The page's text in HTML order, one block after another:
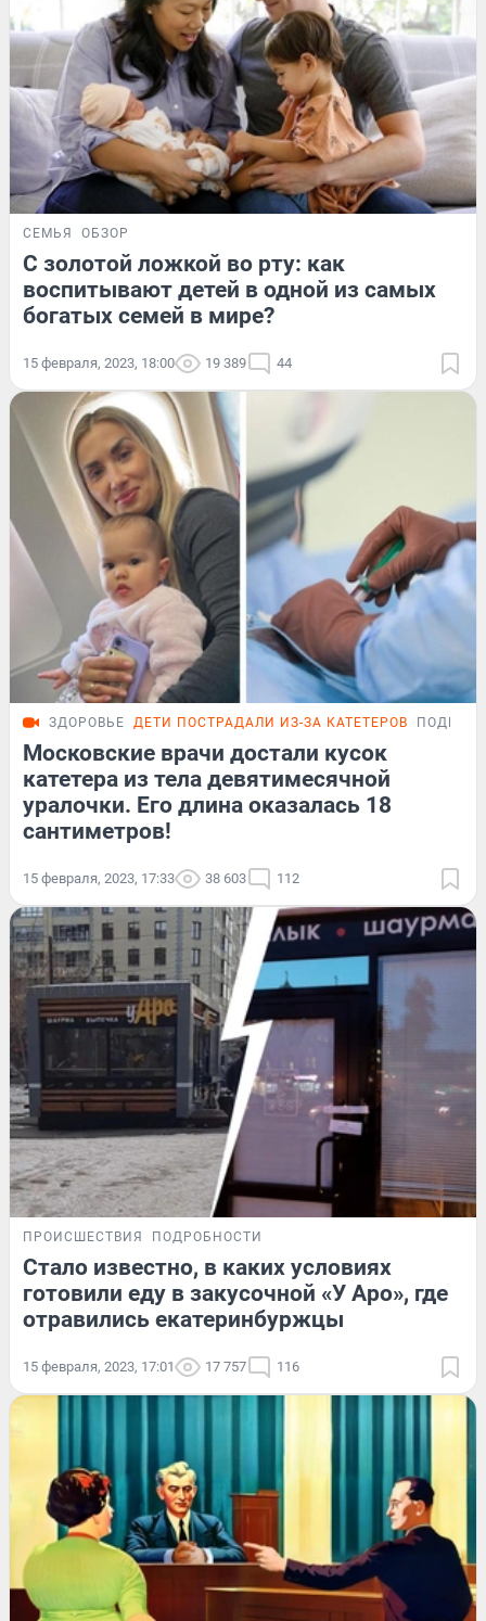
СЕМЬЯ ОБЗОР
С золотой ложкой во рту: как
воспитывают детей в одной из самых
богатых семей в мире?
15 февраля, 2023, 18:00 19 389 44
ЗДОРОВЬЕ ДЕТИ ПОСТРАДАЛИ ИЗ-ЗА КАТЕТЕРОВ
Московские врачи достали кусок
катетера из тела девятимесячной
уралочки. Его длина оказалась 18
сантиметров!
15 февраля, 2023, 17:33 38 603 112
ПРОИСШЕСТВИЯ ПОДРОБНОСТИ
Стало известно, в каких условиях
готовили еду в закусочной «У Аро», где
отравились екатеринбуржцы
15 февраля, 2023, 17:01 17 757 116